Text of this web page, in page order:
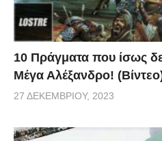
10 Πράγματα που ίσως
Μέγα Αλέξανδρο!
27 ΔΕΚΕΜΒΡΊΟΥ, 2023